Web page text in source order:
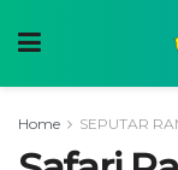
Home SEPUTAR